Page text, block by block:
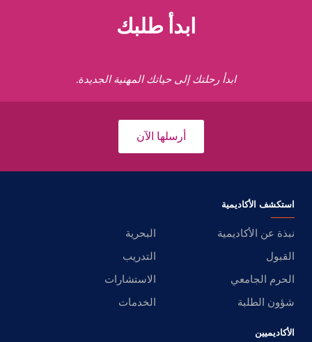
ابدأ طلبك
ابدأ رحلتك إلى حياتك المهنية الجديدة.
أرسلها الآن
استكشف الأكاديمية
نبذة عن الأكاديمية
البحرية
القبول
التدريب
الحرم الجامعي
الاستشارات
شؤون الطلبة
الخدمات
الأكاديميين